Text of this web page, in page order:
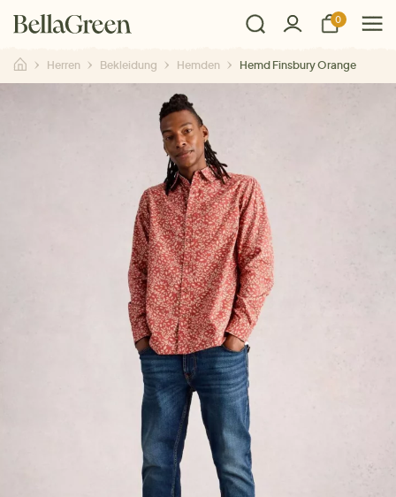
0
Herren Bekleidung Hemden Hemd Finsbury Orange